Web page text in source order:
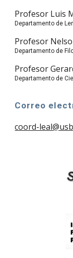
Profesor Luis
Departamento de
Profesor
Departamento de
Profesor
Departamento de
Correo
coord-